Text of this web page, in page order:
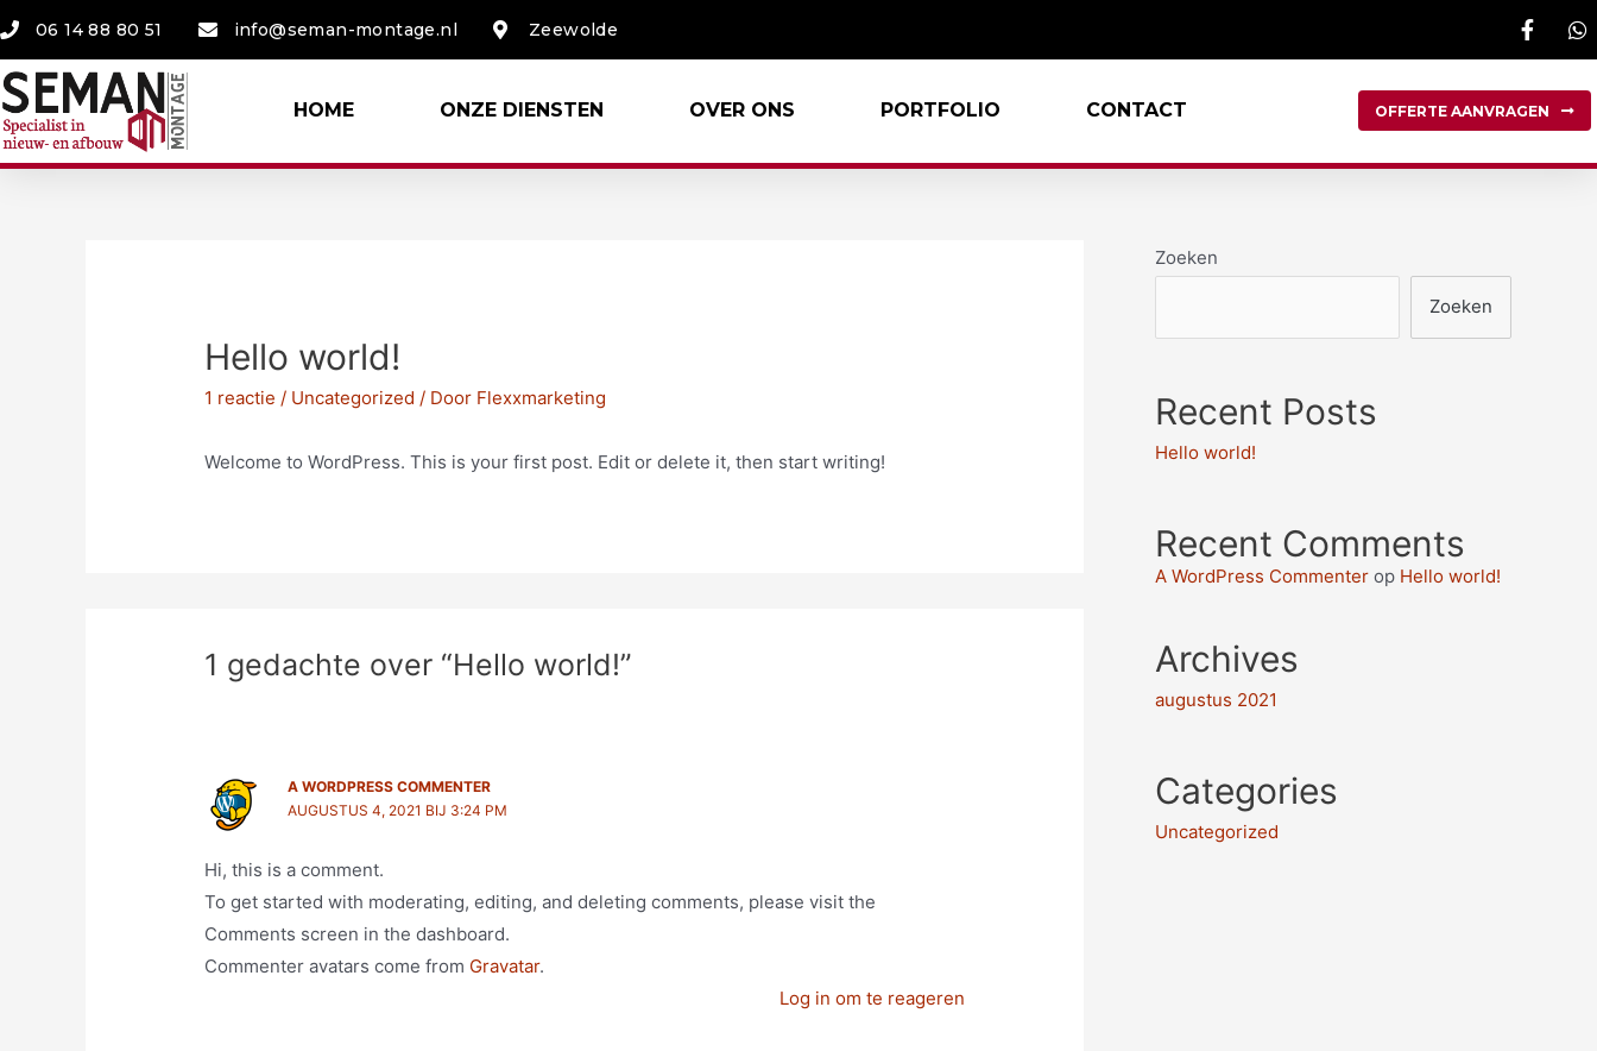
06 14 88 80 51 info@seman-montage.nl Zeewolde
HOME ONZE DIENSTEN OVER ONS PORTFOLIO CONTACT OFFERTE AANVRAGEN
Hello world!
1 reactie / Uncategorized / Door Flexxmarketing
Welcome to WordPress. This is your first post. Edit or delete it, then start writing!
1 gedachte over “Hello world!”
A WORDPRESS COMMENTER
AUGUSTUS 4, 2021 BIJ 3:24 PM
Hi, this is a comment.
To get started with moderating, editing, and deleting comments, please visit the
Comments screen in the dashboard.
Commenter avatars come from Gravatar.
Log in om te reageren
Zoeken
Zoeken
Recent Posts
Hello world!
Recent Comments
A WordPress Commenter op Hello world!
Archives
augustus 2021
Categories
Uncategorized